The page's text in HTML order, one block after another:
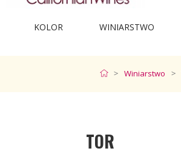
KOLOR WINIARSTWO
Winiarstwo
TOR